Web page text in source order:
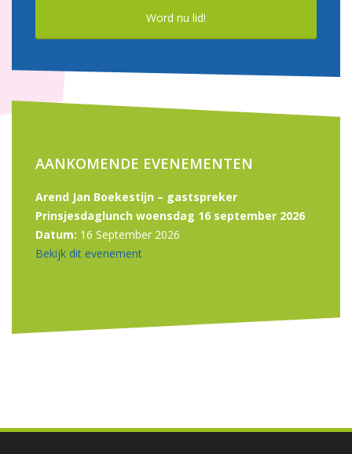
Word nu lid!
AANKOMENDE EVENEMENTEN
Arend Jan Boekestijn – gastspreker
Prinsjesdaglunch woensdag 16 september 2026
Datum: 16 September 2026
Bekijk dit evenement